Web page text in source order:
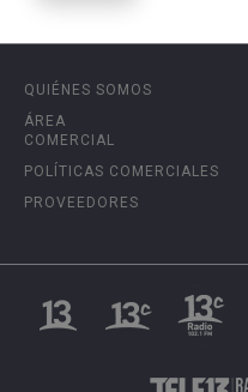
QUIÉNES SOMOS
ÁREA
COMERCIAL
POLÍTICAS COMERCIALES
PROVEEDORES